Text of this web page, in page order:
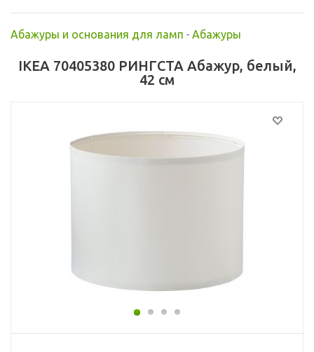
Абажуры и основания для ламп - Абажуры
IKEA 70405380 РИНГСТА Абажур, белый,
42 см